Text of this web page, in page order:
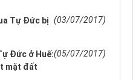
Tự Đức bị (03/07/2017)
Đức ở Huế:
mặt đất
(05/07/2017)